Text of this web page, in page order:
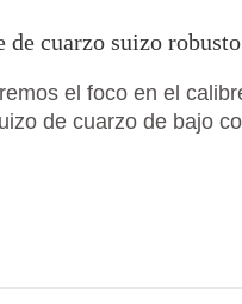
de cuarzo suizo
el foco en el
de cuarzo de bajo